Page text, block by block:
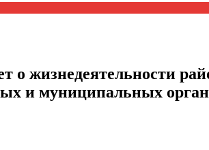
о жизнедеятельности
и муниципальных